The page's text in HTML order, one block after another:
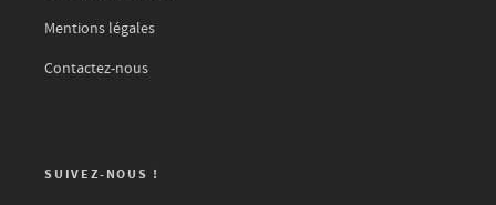
Mentions légales
Contactez-nous
SUIVEZ-NOUS !